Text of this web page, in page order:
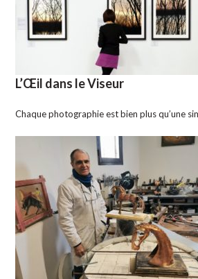
L’Œil dans le Viseur
Chaque photographie est bien plus qu’une